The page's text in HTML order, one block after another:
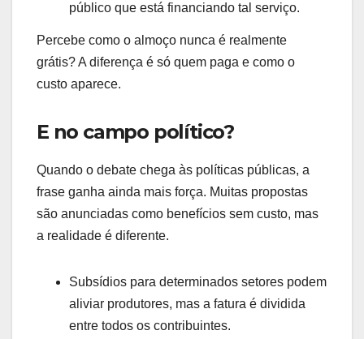
público que está financiando tal serviço.
Percebe como o almoço nunca é realmente
grátis? A diferença é só quem paga e como o
custo aparece.
E no campo político?
Quando o debate chega às políticas públicas, a
frase ganha ainda mais força. Muitas propostas
são anunciadas como benefícios sem custo, mas
a realidade é diferente.
Subsídios para determinados setores podem
aliviar produtores, mas a fatura é dividida
entre todos os contribuintes.